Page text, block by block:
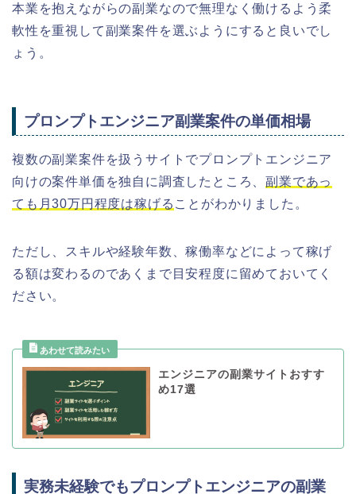
本業を抱えながらの副業なので無理なく働けるよう柔
軟性を重視して副業案件を選ぶようにすると良いでし
ょう。
プロンプトエンジニア副業案件の単価相場
複数の副業案件を扱うサイトでプロンプトエンジニア
向けの案件単価を独自に調査したところ、副業であっ
ても月30万円程度は稼げる ことがわかりました。
ただし、スキルや経験年数、稼働率などによって稼げ
る額は変わるのであくまで目安程度に留めておいてく
ださい。
エンジニアの副業サイトおすす
め17選
実務未経験でもプロンプトエンジニアの副業